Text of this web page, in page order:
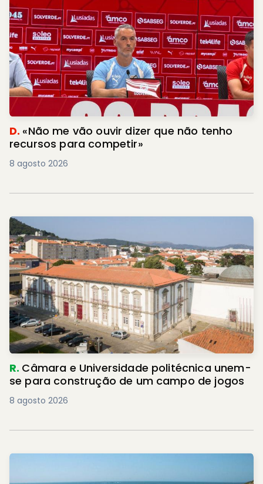
D. «Não me vão ouvir dizer que não tenho
recursos para competir»
8 agosto 2026
R. Câmara e Universidade politécnica unem-
se para construção de um campo de jogos
8 agosto 2026